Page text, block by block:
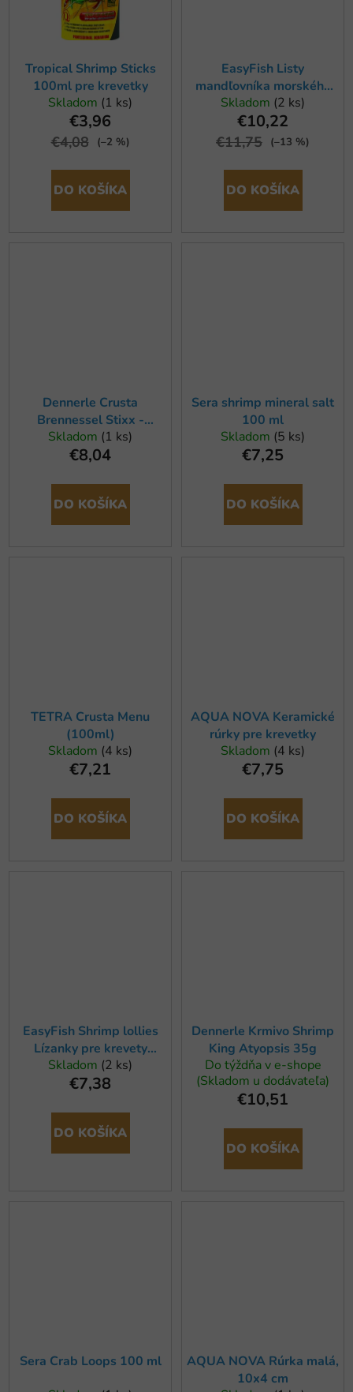
Tropical Shrimp Sticks
100ml pre krevetky
Skladom (1 ks)
€3,96
€4,08 (–2 %)
DO KOŠÍKA
EasyFish Listy
mandľovníka morského
100g
Skladom (2 ks)
€10,22
€11,75 (–13 %)
DO KOŠÍKA
Dennerle Crusta
Brennessel Stixx -
žihľavovej pelety 30g
Skladom (1 ks)
€8,04
DO KOŠÍKA
Sera shrimp mineral salt
100 ml
Skladom (5 ks)
€7,25
DO KOŠÍKA
TETRA Crusta Menu
(100ml)
Skladom (4 ks)
€7,21
DO KOŠÍKA
AQUA NOVA Keramické
rúrky pre krevetky
Skladom (4 ks)
€7,75
DO KOŠÍKA
EasyFish Shrimp lollies
Lízanky pre krevety
(10ks)
Skladom (2 ks)
€7,38
DO KOŠÍKA
Dennerle Krmivo Shrimp
King Atyopsis 35g
Do týždňa v e-shope
(Skladom u dodávateľa)
€10,51
DO KOŠÍKA
Sera Crab Loops 100 ml
AQUA NOVA Rúrka malá,
10x4 cm